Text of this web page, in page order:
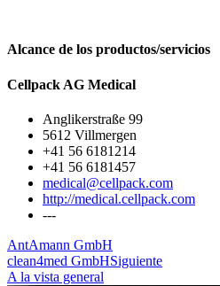
Alcance de los productos/servicios
Cellpack AG Medical
Anglikerstraße 99
5612 Villmergen
+41 56 6181214
+41 56 6181457
medical@cellpack.com
http://medical.cellpack.com
---
AntAmann GmbH
clean4med GmbHSiguiente
A la vista general